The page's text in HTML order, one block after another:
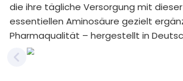
die ihre tägliche Versorgung mit
essentiellen Aminosäure gezielt
Pharmaqualität – hergestellt in
Previous slide